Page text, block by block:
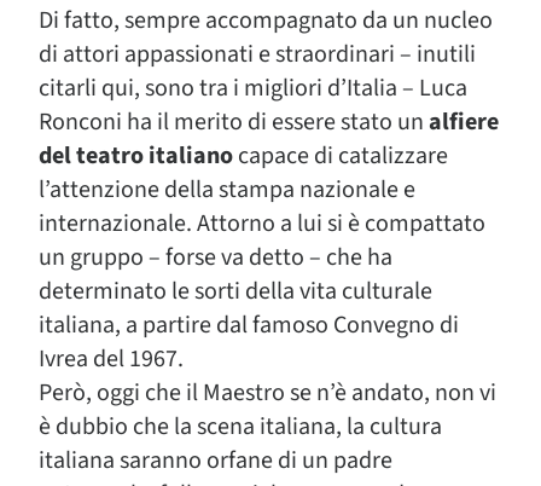
Di fatto, sempre accompagnato da un nucleo
di attori appassionati e straordinari – inutili
citarli qui, sono tra i migliori d’Italia – Luca
Ronconi ha il merito di essere stato unalfiere
del teatro italianocapace di catalizzare
l’attenzione della stampa nazionale e
internazionale. Attorno a lui si è compattato
un gruppo – forse va detto – che ha
determinato le sorti della vita culturale
italiana, a partire dal famoso Convegno di
Ivrea del 1967.
Però, oggi che il Maestro se n’è andato, non vi
è dubbio che la scena italiana, la cultura
italiana saranno orfane di un padre